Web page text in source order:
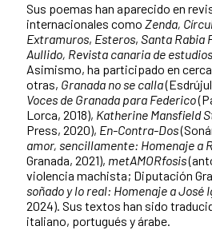
Sus poemas han aparecido en
internacionales como Zenda,
Extramuros, Esteros, Santa Rabia
Aullido, Revista canaria de
Asimismo, ha participado en
otras, Granada no se calla
Voces de Granada para Federico
Lorca, 2018), Katherine Mansfield
Press, 2020), En-Contra-Dos
amor, sencillamente: Homenaje a
Granada, 2021), metAMORfosis
violencia machista; Diputación
soñado y lo real: Homenaje a José
2024). Sus textos han sido
italiano, portugués y árabe.